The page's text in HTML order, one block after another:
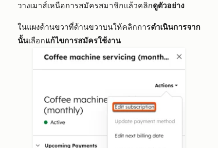
วางเมาส์เหนือการสมัครสมาชิกแล้วคลิกดูตัวอย่าง
ในแผงด้านขวาที่ด้านขวาบนให้คลิกการดำเนินการจาก
นั้นเลือกแก้ไขการสมัครใช้งาน